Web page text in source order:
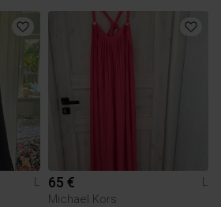
L 65 €
L
Michael Kors